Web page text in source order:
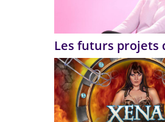
Les futurs projets